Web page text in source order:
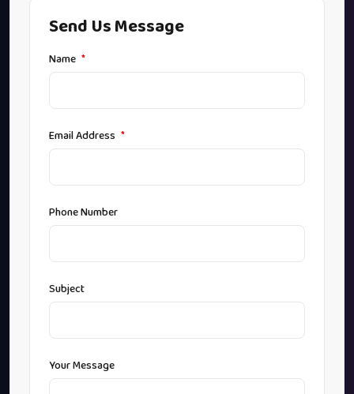
Send Us Message
Name *
Email Address *
Phone Number
Subject
Your Message